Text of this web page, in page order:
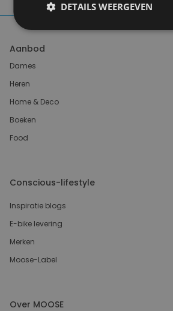
Aanbod
Dames
Heren
Home & Deco
Boeken
Food
Conscious-lifestyle
Inspiratie blogs
E-bike levering
Merken
Moose-Label
Over MOOSE
DETAILS WEERGEVEN